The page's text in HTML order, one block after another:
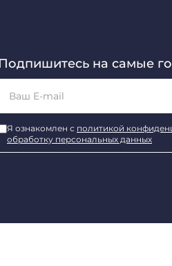
Подпишитесь на самые
Я ознакомлен с политикой
обработку персональных данных